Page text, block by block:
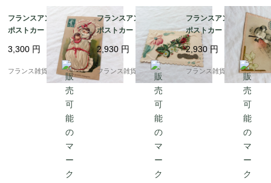
フランスアンティーク
ポストカード |おくるみ
に包まれた赤ちゃん ユ
ーモラスで愛らしい | 1
900年前後
3,300 円
フランス雑貨chouchou
フランスアンティーク
ポストカード | マーガ
レットや勿忘草 エンボ
ス加工（小鳥と草花）|
1900年頃（A008）
2,930 円
フランス雑貨chouchou
フランスアンティーク
ポストカード | 1906年
消印 立体エンボス加工
（小鳥と草花）| （B02
8）
2,930円
フランス雑貨chouchou